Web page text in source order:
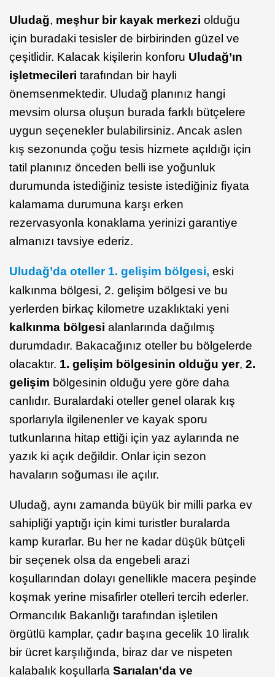
Uludağ, meşhur bir kayak merkezi olduğu
için buradaki tesisler de birbirinden güzel ve
çeşitlidir. Kalacak kişilerin konforu Uludağ’ın
işletmecileri tarafından bir hayli
önemsenmektedir. Uludağ planınız hangi
mevsim olursa oluşun burada farklı bütçelere
uygun seçenekler bulabilirsiniz. Ancak aslen
kış sezonunda çoğu tesis hizmete açıldığı için
tatil planınız önceden belli ise yoğunluk
durumunda istediğiniz tesiste istediğiniz fiyata
kalamama durumuna karşı erken
rezervasyonla konaklama yerinizi garantiye
almanızı tavsiye ederiz.
Uludağ’da oteller 1. gelişim bölgesi, eski
kalkınma bölgesi, 2. gelişim bölgesi ve bu
yerlerden birkaç kilometre uzaklıktaki yeni
kalkınma bölgesi alanlarında dağılmış
durumdadır. Bakacağınız oteller bu bölgelerde
olacaktır. 1. gelişim bölgesinin olduğu yer, 2.
gelişim bölgesinin olduğu yere göre daha
canlıdır. Buralardaki oteller genel olarak kış
sporlarıyla ilgilenenler ve kayak sporu
tutkunlarına hitap ettiği için yaz aylarında ne
yazık ki açık değildir. Onlar için sezon
havaların soğuması ile açılır.
Uludağ, aynı zamanda büyük bir milli parka ev
sahipliği yaptığı için kimi turistler buralarda
kamp kurarlar. Bu her ne kadar düşük bütçeli
bir seçenek olsa da engebeli arazi
koşullarından dolayı genellikle macera peşinde
koşmak yerine misafirler otelleri tercih ederler.
Ormancılık Bakanlığı tarafından işletilen
örgütlü kamplar, çadır başına gecelik 10 liralık
bir ücret karşılığında, biraz dar ve nispeten
kalabalık koşullarla Sarıalan'da ve